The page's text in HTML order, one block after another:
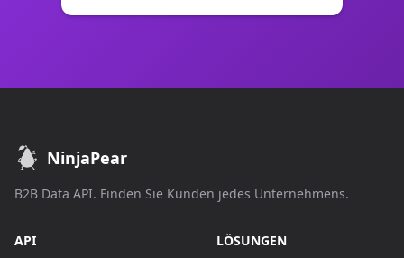
NinjaPear
B2B Data API. Finden Sie Kunden jedes Unternehmens.
API LÖSUNGEN